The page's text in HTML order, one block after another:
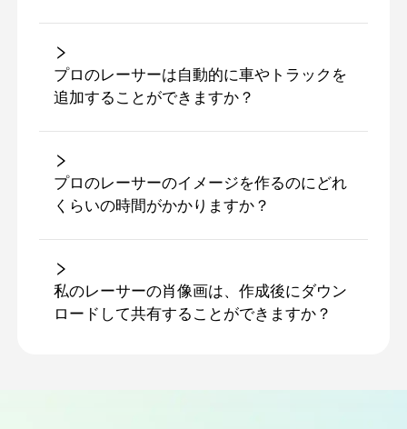
プロのレーサーは自動的に車やトラックを
追加することができますか？
プロのレーサーのイメージを作るのにどれ
くらいの時間がかかりますか？
私のレーサーの肖像画は、作成後にダウン
ロードして共有することができますか？